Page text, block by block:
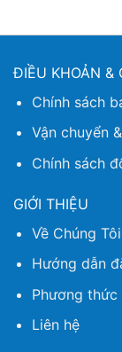
ĐIỀU KHOẢN &
Chính sách
Vận chuyển
Chính sách
GIỚI THIỆU
Về Chúng Tôi
Hướng dẫn
Phương
Liên hệ